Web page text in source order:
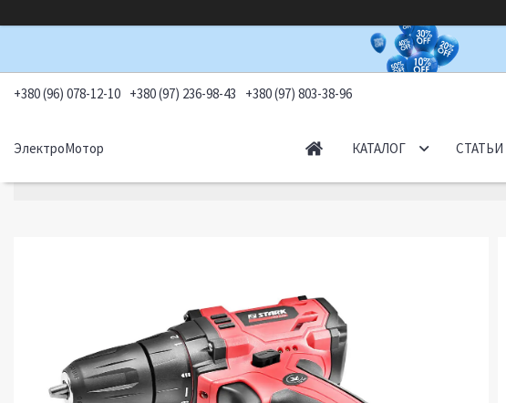
+380 (96) 078-12-10 +380 (97) 236-98-43 +380 (97) 803-38-96
ЭлектроМотор КАТАЛОГ СТАТЬИ